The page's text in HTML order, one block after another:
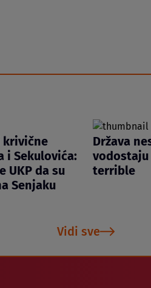
krivične
i Sekulovića:
UKP da su
Senjaku
Država
vodostaju
terrible
Vidi sve